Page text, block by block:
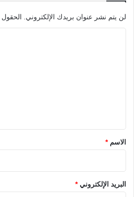
لن يتم نشر عنوان بريدك الإلكتروني. الحقول
*الاسم*
البريد الإلكتروني*